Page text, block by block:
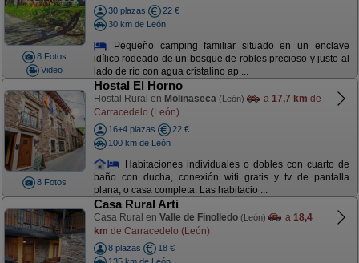
8 Fotos
Video
30 plazas
22 €
30 km de León
Pequeño camping familiar situado en un enclave
idílico rodeado de un bosque de robles precioso y justo al
lado de río con agua cristalino ap ...
8 Fotos
Hostal El Horno
Hostal Rural en Molinaseca (León) a 17,7 km de
Carracedelo (León)
16+4 plazas
22 €
100 km de León
Habitaciones individuales o dobles con cuarto de
baño con ducha, conexión wifi gratis y tv de pantalla
plana, o casa completa. Las habitacio ...
Casa Rural Arti
Casa Rural en Valle de Finolledo (León) a 18,4
km de Carracedelo (León)
8 plazas
18 €